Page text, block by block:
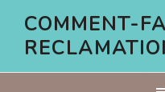
contenu
COMMENT-